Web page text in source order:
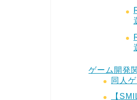
ゲーム開発
同人
【